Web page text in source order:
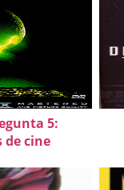
5:
de cine